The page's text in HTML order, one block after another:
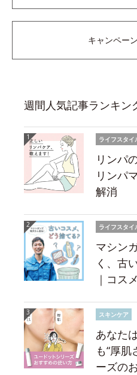
キャンペー
週間人気記事ランキン
ライフスタイ
リンパ
リンパ
解消
ライフスタイ
マシン
く、古
｜コス
スキンケア
あなた
も“厚肌
ーズの